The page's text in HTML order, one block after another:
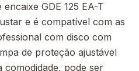
GDE 125 EA-T
e é compatível com as
com disco com
de proteção ajustável
comodidade, pode ser